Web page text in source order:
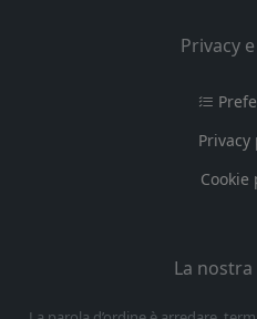
Privacy
Privacy
Cookie
La